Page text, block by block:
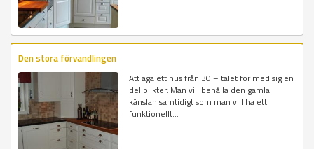
Den stora förvandlingen
Att äga ett hus från 30 – talet för med sig en
del plikter. Man vill behålla den gamla
känslan samtidigt som man vill ha ett
funktionellt...